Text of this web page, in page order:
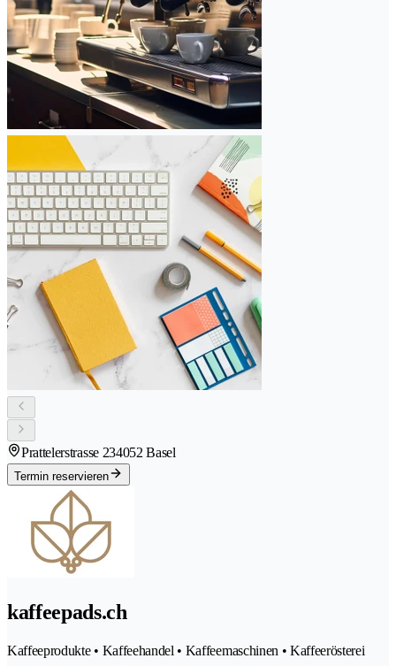
Prattelerstrasse 234052 Basel
Termin reservieren
kaffeepads.ch
Kaffeeprodukte • Kaffeehandel • Kaffeemaschinen • Kaffeerösterei